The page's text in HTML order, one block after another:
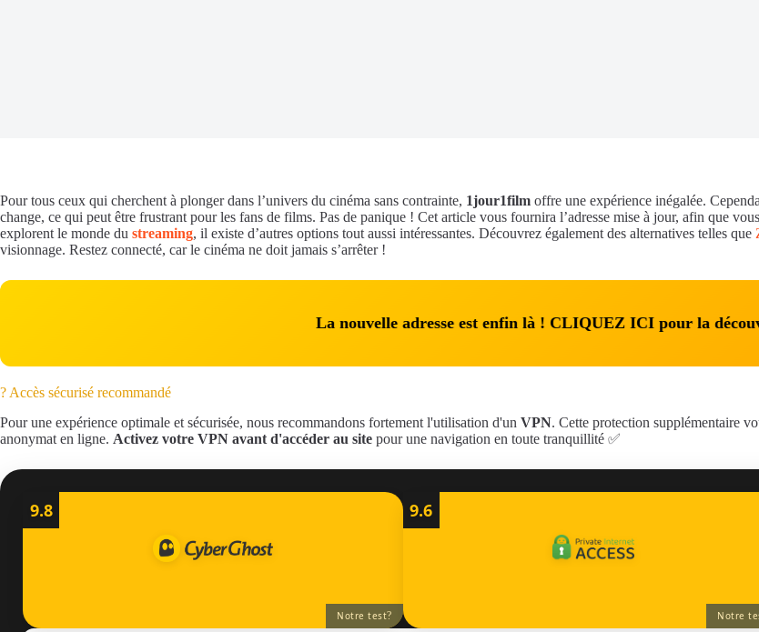
Pour tous ceux qui cherchent à plonger dans l’univers du cinéma sans contrainte, 1jour1film offre une expérience inégalée.
change, ce qui peut être frustrant pour les fans de films. Pas de panique ! Cet article vous fournira l’adresse mise à jour, afin que
explorent le monde du streaming, il existe d’autres options tout aussi intéressantes. Découvrez également des alternatives telles que
visionnage. Restez connecté, car le cinéma ne doit jamais s’arrêter !
La nouvelle adresse est enfin là ! CLIQUEZ ICI pour la
? Accès sécurisé recommandé
Pour une expérience optimale et sécurisée, nous recommandons fortement l'utilisation d'un VPN. Cette protection supplémentaire
anonymat en ligne. Activez votre VPN avant d'accéder au site pour une navigation en toute tranquillité ✅
9.8
Notre test?
9.6
Notre